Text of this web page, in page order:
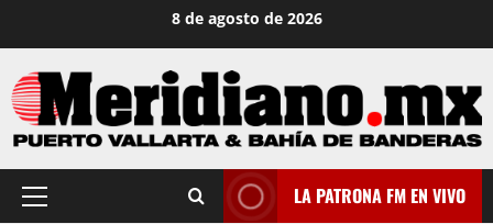
contenido
8 de agosto de 2026
Menú
LA PATRONA FM EN VIVO